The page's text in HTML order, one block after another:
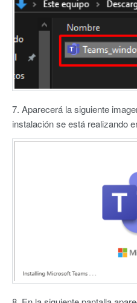
7. Aparecerá la siguiente
instalación se está realizando